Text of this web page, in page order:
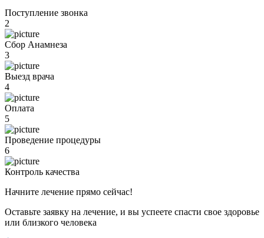
Поступление звонка
2
Сбор Анамнеза
3
Выезд врача
4
Оплата
5
Проведение процедуры
6
Контроль качества
Начните лечение прямо сейчас!
Оставьте заявку на лечение, и вы успеете спасти свое здоровье
или близкого человека